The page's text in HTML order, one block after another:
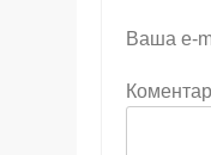
Ваша e-
Коментар